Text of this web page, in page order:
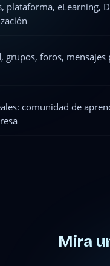
plataforma, eLearning,
grupos, foros, mensajes
comunidad de
Mira